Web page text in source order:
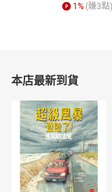
1% (賺3點)
本店最新到貨